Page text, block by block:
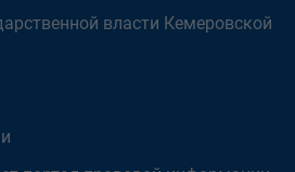
власти Кемеровской